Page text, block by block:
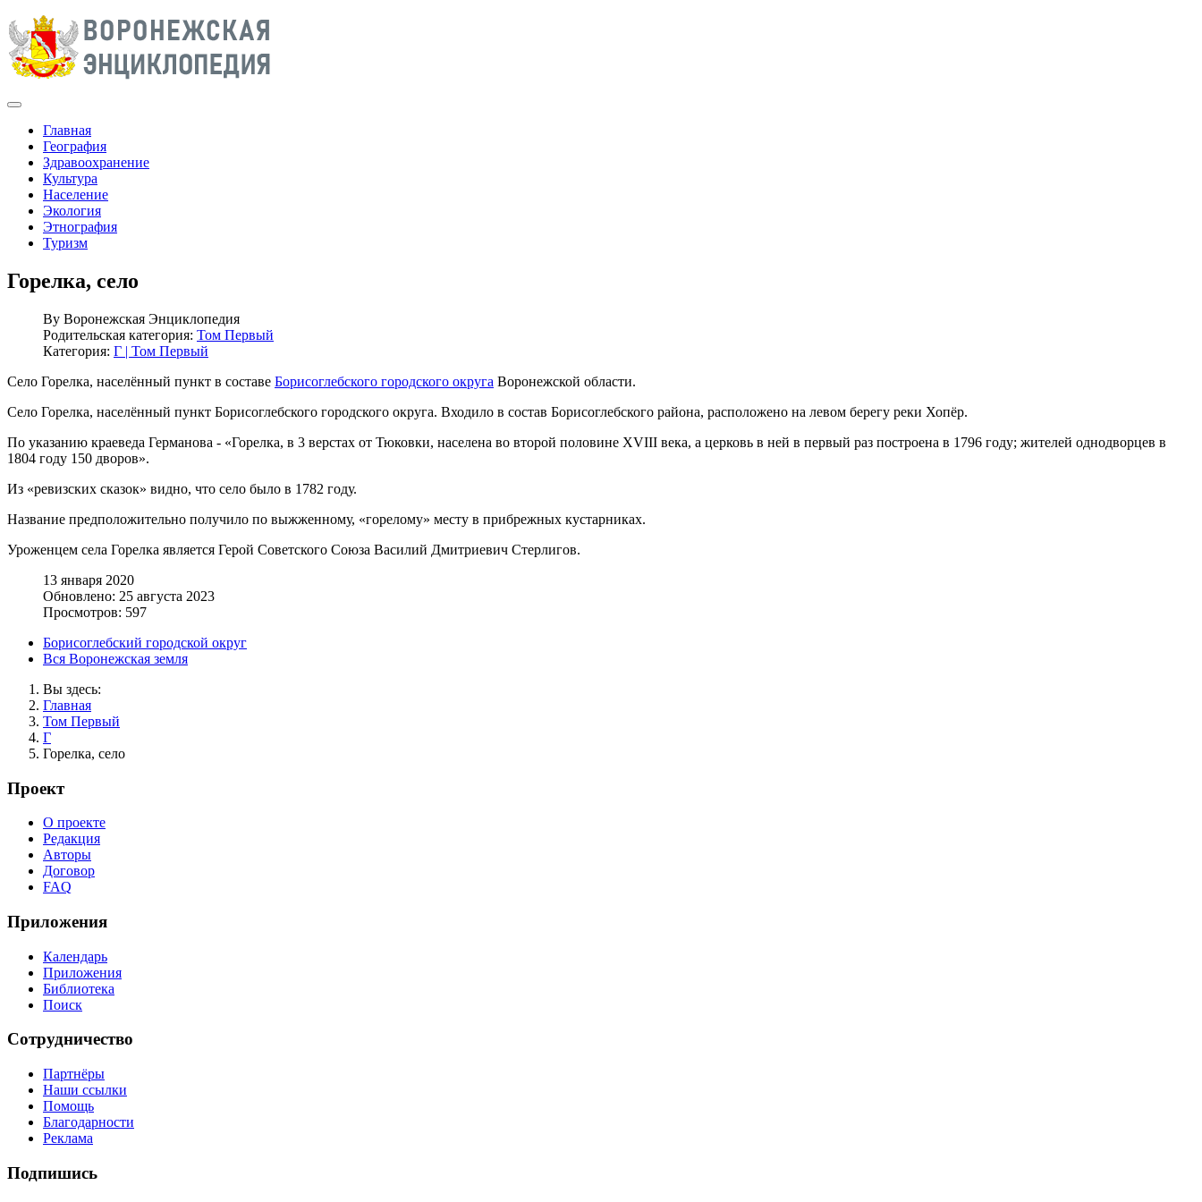
Главная
География
Здравоохранение
Культура
Население
Экология
Этнография
Туризм
Горелка, село
By Воронежская Энциклопедия
Родительская категория: Том Первый
Категория: Г | Том Первый
Село Горелка, населённый пункт в составе Борисоглебского городского округа Воронежской области.
Село Горелка, населённый пункт Борисоглебского городского округа. Входило в состав Борисоглебского района, расположено на левом берегу реки Хопёр.
По указанию краеведа Германова - «Горелка, в 3 верстах от Тюковки, населена во второй половине XVIII века, а церковь в ней в первый раз построена в 1796 году; жителей однодворцев в
1804 году 150 дворов».
Из «ревизских сказок» видно, что село было в 1782 году.
Название предположительно получило по выжженному, «горелому» месту в прибрежных кустарниках.
Уроженцем села Горелка является Герой Советского Союза Василий Дмитриевич Стерлигов.
13 января 2020
Обновлено: 25 августа 2023
Просмотров: 597
Борисоглебский городской округ
Вся Воронежская земля
Вы здесь:
Главная
Том Первый
Г
Горелка, село
Проект
О проекте
Редакция
Авторы
Договор
FAQ
Приложения
Календарь
Приложения
Библиотека
Поиск
Сотрудничество
Партнёры
Наши ссылки
Помощь
Благодарности
Реклама
Подпишись